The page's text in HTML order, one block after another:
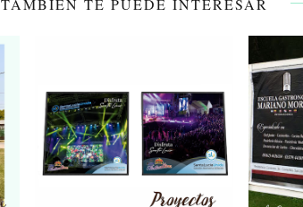
TAMBIÉN TE PUEDE INTERESAR